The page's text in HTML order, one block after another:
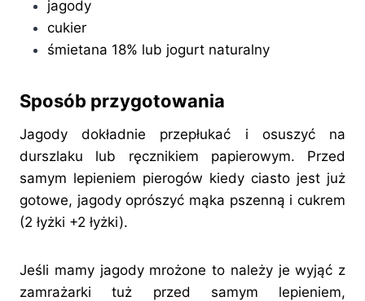
jagody
cukier
śmietana 18% lub jogurt naturalny
Sposób przygotowania
Jagody dokładnie przepłukać i osuszyć na
durszlaku lub ręcznikiem papierowym. Przed
samym lepieniem pierogów kiedy ciasto jest już
gotowe, jagody oprószyć mąka pszenną i cukrem
(2 łyżki +2 łyżki).
Jeśli mamy jagody mrożone to należy je wyjąć z
zamrażarki tuż przed samym lepieniem,